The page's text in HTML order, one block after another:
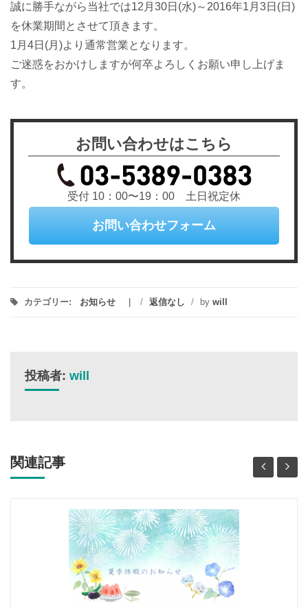
誠に勝手ながら当社では12月30日(水)～2016年1月3日(日)
を休業期間とさせて頂きます。
1月4日(月)より通常営業となります。
ご迷惑をおかけしますが何卒よろしくお願い申し上げま
す。
お問い合わせはこちら
受付 10：00〜19：00 土日祝定休
お問い合わせフォーム
カテゴリー: お知らせ / 返信なし / by will
投稿者: will
関連記事